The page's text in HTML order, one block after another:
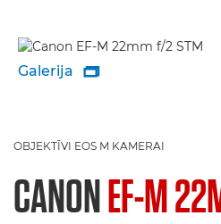
Galerija 
OBJEKTĪVI EOS M KAMERAI
CANONEF-M